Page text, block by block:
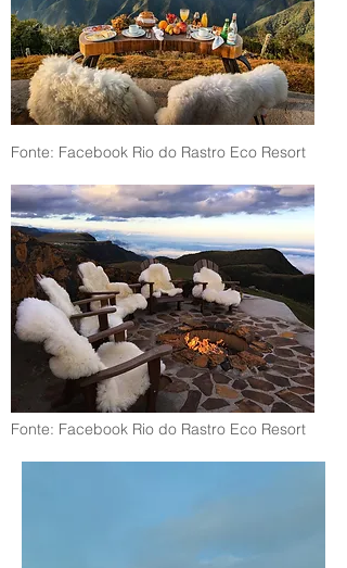
Fonte: Facebook Rio do Rastro Eco Resort
Fonte: Facebook Rio do Rastro Eco Resort